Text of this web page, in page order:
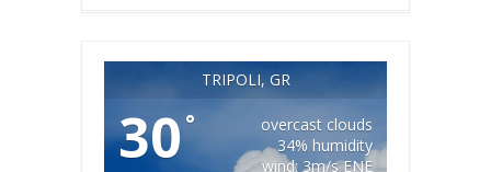
TRIPOLI, GR
30°
overcast clouds
34% humidity
wind: 3m/s ENE